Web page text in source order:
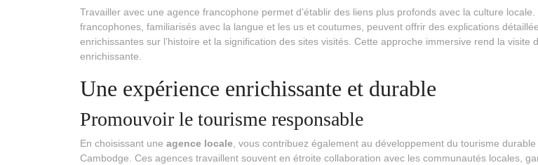
Travailler avec une agence francophone permet d’établir des liens plus profonds avec la culture
francophones, familiarisés avec la langue et les us et coutumes, peuvent offrir des explications
enrichissantes sur l’histoire et la signification des sites visités. Cette approche immersive rend la visite
enrichissante.
Une expérience enrichissante et durable
Promouvoir le tourisme responsable
En choisissant une agence locale, vous contribuez également au développement du tourisme durable
Cambodge. Ces agences travaillent souvent en étroite collaboration avec les communautés locales,